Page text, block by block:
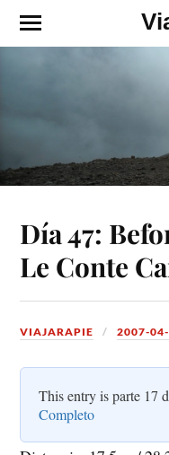
Día 47:
Le Conte
VIAJARAPIE 2007-
This entry is parte 17
Completo